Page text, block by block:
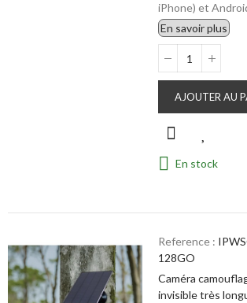
iPhone) et
En savoir plus
AJOUTER AU
En stock
Reference :
128GO
Caméra
invisible très